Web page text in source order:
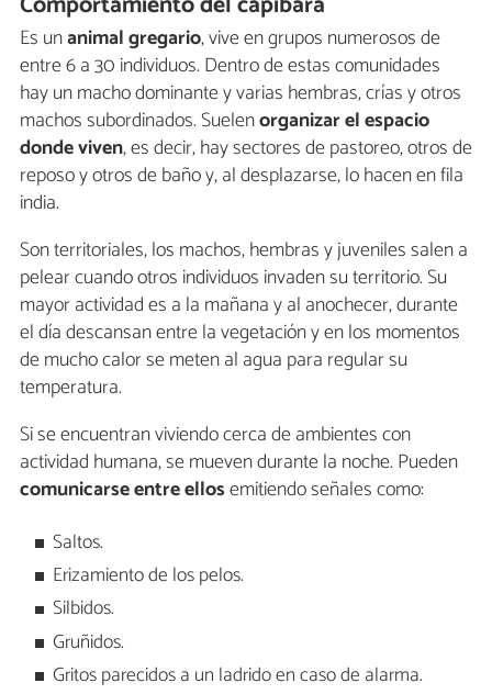
Es unanimal gregario, vive en grupos numerosos de
entre 6 a 30 individuos. Dentro de estas comunidades
hay un macho dominante y varias hembras, crías y otros
machos subordinados. Suelenorganizar el espacio
donde viven, es decir, hay sectores de pastoreo, otros de
reposo y otros de baño y, al desplazarse, lo hacen en fila
india.
Son territoriales, los machos, hembras y juveniles salen a
pelear cuando otros individuos invaden su territorio. Su
mayor actividad es a la mañana y al anochecer, durante
el día descansan entre la vegetación y en los momentos
de mucho calor se meten al agua para regular su
temperatura.
Si se encuentran viviendo cerca de ambientes con
actividad humana, se mueven durante la noche. Pueden
comunicarse entre ellosemitiendo señales como:
Saltos.
Erizamiento de los pelos.
Silbidos.
Gruñidos.
Gritos parecidos a un ladrido en caso de alarma.